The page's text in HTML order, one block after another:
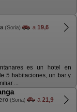
(Soria) a 19,6
es un hotel en
5 habitaciones, un bar y
...
(Soria) a 21,9